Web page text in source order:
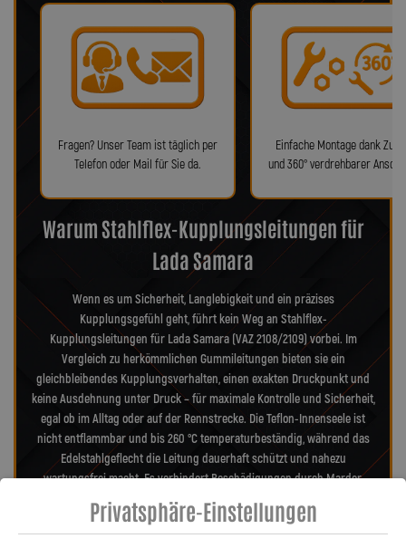
Fragen? Unser Team ist täglich per
Telefon oder Mail für Sie da.
Einfache Montage dank
und 360° verdrehbarer
Warum Stahlflex-Kupplungsleitungen für
Lada Samara
Wenn es um Sicherheit, Langlebigkeit und ein präzises
Kupplungsgefühl geht, führt kein Weg an Stahlflex-
Kupplungsleitungen für Lada Samara (VAZ 2108/2109) vorbei. Im
Vergleich zu herkömmlichen Gummileitungen bieten sie ein
gleichbleibendes Kupplungsverhalten, einen exakten Druckpunkt und
keine Ausdehnung unter Druck – für maximale Kontrolle und Sicherheit,
egal ob im Alltag oder auf der Rennstrecke. Die Teflon-Innenseele ist
nicht entflammbar und bis 260 °C temperaturbeständig, während das
Edelstahlgeflecht die Leitung dauerhaft schützt und nahezu
wartungsfrei macht. Es verhindert Beschädigungen durch Marder,
Witterung oder Abrieb – ein regelmäßiger Austausch wie bei
Gummileitungen entfällt. Das spart Kosten und sorgt langfristig für ein
sicheres Fahrgefühl. Unsere verdrehbaren, ausjustierbaren Anschlüsse
Privatsphäre-Einstellungen